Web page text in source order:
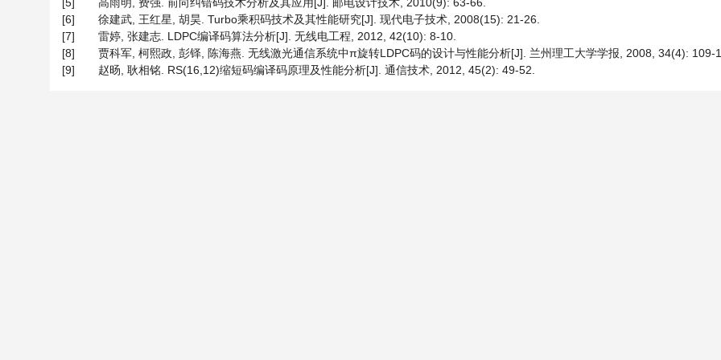
[6]
徐建武, 王红星, 胡昊. Turbo乘积码技术及其性能研究[J]. 现代电子技术, 2008(15): 21-26.
[7]
雷婷, 张建志. LDPC编译码算法分析[J]. 无线电工程, 2012, 42(10): 8-10.
[8]
贾科军, 柯熙政, 彭铎, 陈海燕. 无线激光通信系统中π旋转LDPC码的设计与性能分析[J]. 兰州理工大学学报, 2008, 34(4): 109-
[9]
赵旸, 耿相铭. RS(16,12)缩短码编译码原理及性能分析[J]. 通信技术, 2012, 45(2): 49-52.